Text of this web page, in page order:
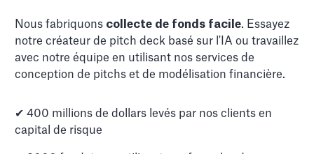
Nous fabriquons collecte de fonds facile. Essayez
notre créateur de pitch deck basé sur l'IA ou travaillez
avec notre équipe en utilisant nos services de
conception de pitchs et de modélisation financière.
✔ 400 millions de dollars levés par nos clients en
capital de risque